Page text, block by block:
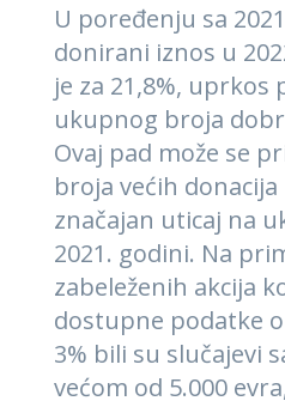
U poređenju sa
donirani iznos u
je za 21,8%, uprkos
ukupnog broja
Ovaj pad može se
broja većih
značajan uticaj na
2021. godini. Na
zabeleženih akcija
dostupne podatke
3% bili su slučajevi
većom od 5.000